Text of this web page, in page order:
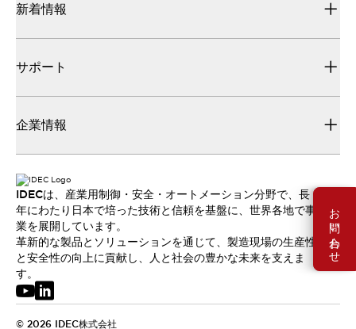
お問い合わせ
新着情報
サポート
企業情報
IDECは、産業用制御・安全・オートメーション分野で、長
年にわたり日本で培った技術と信頼を基盤に、世界各地で事
業を展開しています。
革新的な製品とソリューションを通じて、製造現場の生産性
と安全性の向上に貢献し、人と社会の豊かな未来を支えま
す。
© 2026 IDEC株式会社